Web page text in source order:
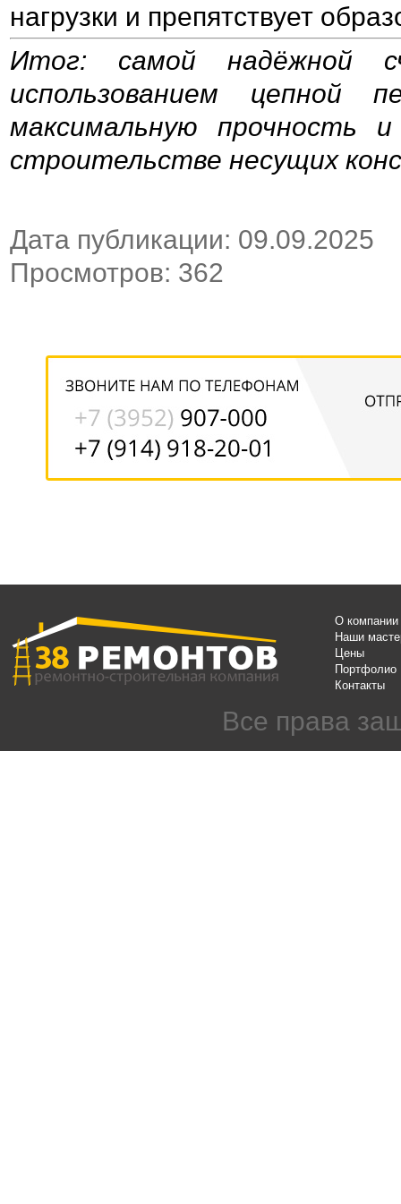
нагрузки и препятствует
Итог: самой надёжной
использованием цепной
максимальную прочность
строительстве несущих
Дата публикации: 09.09.2025
Просмотров: 362
О компании
Наши
Цены
Портфолио
Контакты
Все права